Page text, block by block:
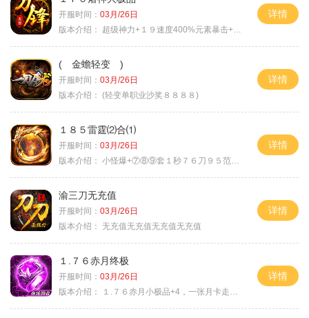
开服时间： 03月/26日
版本介绍：
超级神力+１９速度400%元素暴击+６６
详情
( 金蟾轻变 )
开服时间： 03月/26日
版本介绍： (轻变单职业沙奖８８８８)
详情
１８５雷霆⑵合⑴
开服时间： 03月/26日
版本介绍： 小怪爆+⑦⑧⑨套１秒７６刀９５范围捡
详情
渝三刀无充值
开服时间： 03月/26日
版本介绍： 无充值无充值无充值无充值
详情
１.７６赤月终极
开服时间： 03月/26日
版本介绍：
１.７６赤月小极品+4，一张月卡走天涯c
详情